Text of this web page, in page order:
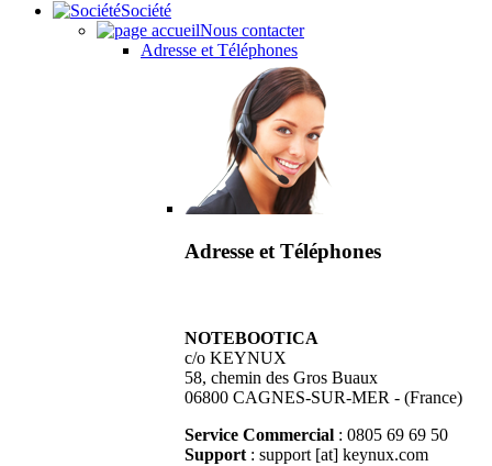
Société
Nous contacter
Adresse et Téléphones
Adresse et Téléphones
NOTEBOOTICA
c/o KEYNUX
58, chemin des Gros Buaux
06800 CAGNES-SUR-MER - (France)
Service Commercial : 0805 69 69 50
Support : support [at] keynux.com